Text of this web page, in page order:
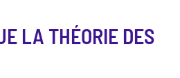
LA THÉORIE DES